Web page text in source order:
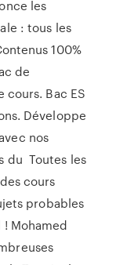
les
: tous les
100%
de
cours. Bac ES
Développe
nos
du Toutes les
cours
probables
Mohamed